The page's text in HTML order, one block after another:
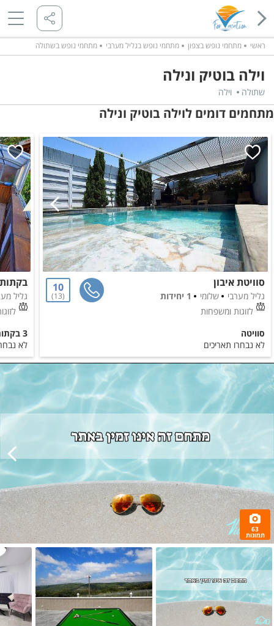
ראשי מתחמי נופש בצפון מתחמי נופש בגליל מערבי מתחמי נופש בשתולה
וילה בוטיק ונילה
שתולה וילה
מתחמים דומים לוילה בוטיק ונילה
סוויטת איבון
גליל מערבי שלומי
1 יחידות
לזוגות ומשפחות
10
13
סוויטה
לא נבחרו תאריכים
גליל
3 בקתות עץ
לא
63
תמונות